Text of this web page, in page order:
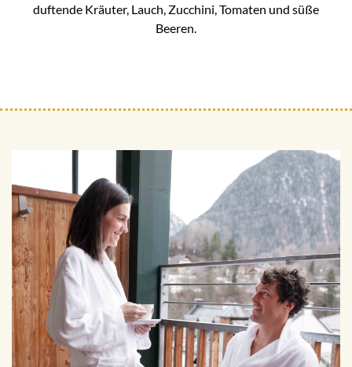
duftende Kräuter, Lauch, Zucchini, Tomaten und süße
Beeren.